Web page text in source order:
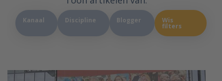
Kanaal Discipline Blogger Wis
filters